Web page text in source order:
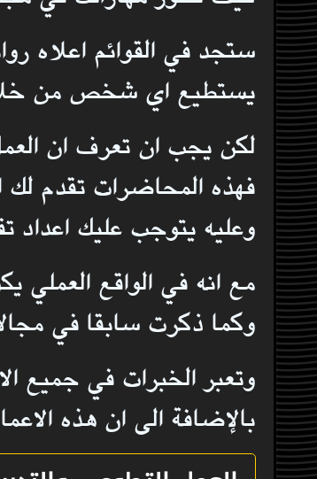
ستجد في القوائم اعلاه
يستطيع اي شخص من خلالها
لكن يجب ان تعرف ان
فهذه المحاضرات تقدم
وعليه يتوجب عليك اعداد
مع انه في الواقع العملي
وكما ذكرت سابقا في
وتعبر الخبرات في جميع
بالإضافة الى ان هذه